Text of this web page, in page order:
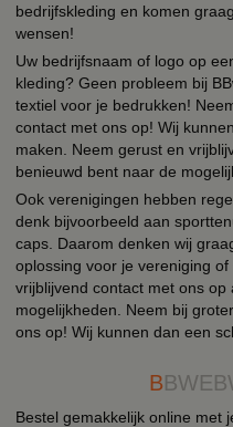
bedrijfskleding en komen
wensen!
Uw bedrijfsnaam of logo op
kleding? Geen probleem bij
textiel voor je bedrukken!
contact met ons op! Wij
maken. Neem gerust en
benieuwd bent naar de
Ook verenigingen hebben
denk bijvoorbeeld aan
caps. Daarom denken wij
oplossing voor je vereniging
vrijblijvend contact met ons
mogelijkheden. Neem bij
ons op! Wij kunnen dan een
B
Bestel gemakkelijk online met